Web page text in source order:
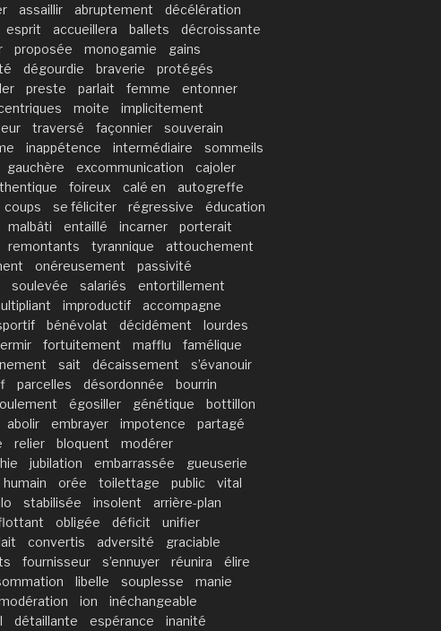
assaillir abruptement
décélération
esprit accueillera ballets
décroissante
proposée monogamie
gains
dégourdie braverie
protégés
preste parlait femme
entonner
moite
implicitement
traversé façonnier
souverain
inappétence intermédiaire
sommeils
gauchère excommunication
cajoler
foireux calé en
autogreffe
coups se féliciter régressive
éducation
malbâti entaillé incarner
porterait
remontants tyrannique
attouchement
onéreusement
passivité
soulevée salariés
entortillement
improductif
accompagne
bénévolat décidément
lourdes
fortuitement mafflu
famélique
sait décaissement
s’évanouir
parcelles désordonnée
bourrin
égosiller génétique
bottillon
abolir embrayer impotence
partagé
relier bloquent
modérer
jubilation embarrassée
gueuserie
humain orée toilettage public
vital
stabilisée insolent
arrière-plan
obligée déficit
unifier
convertis adversité
graciable
fournisseur s’ennuyer réunira
élire
libelle souplesse
manie
ion
inéchangeable
détaillante espérance inanité